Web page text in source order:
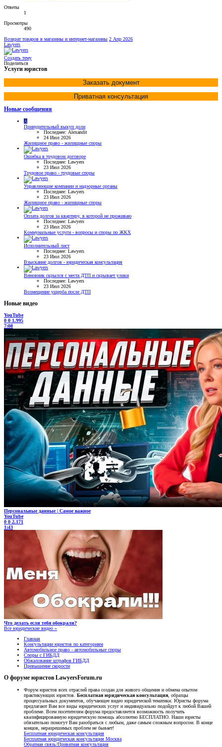
Ответы
1
Просмотры
490
Возврат товаров в магазины и интернет-магазины 2 Апр 2026
Lawyers
Создать тему
Поделиться
Услуги юристов
Заказать документ
Приватная консультация
Новые сообщения
A
Принудительный выкуп доли
Последнее: Alexandit
24 Июл 2026
Жилищное право - жилищные споры
Ошибка в трудовом договоре
Последнее: Lawyers
23 Июл 2026
Трудовое право - трудовые споры
Управляющие компании и надзорные органы
Последнее: Lawyers
23 Июл 2026
Жилищное право - жилищные споры
Оплата долгов за квартиру, в которой не проживаю
Последнее: Lawyers
23 Июл 2026
Коммунальные услуги - вопросы и споры по ЖКХ
Исполнительный лист
Последнее: Lawyers
23 Июл 2026
Взыскание долгов - юридическая консультация
Виновник скрылся с места ДТП и скрывает улики
Последнее: Lawyers
23 Июл 2026
Возмещение ущерба после ДТП
Новые видео
YouTube
0 0 1.995
7:08
Персональные данные | Самое важное
YouTube
0 0 2.171
1:43
Что делать если тебя обокрали?
Все юридические видео »
Главная
Консультации юристов по категориям
Автомобильное право - автомобильные споры
Споры с ГИБДД
Обжалование штрафов ГИБДД
Превышение скорости
О форуме юристов LawyersForum.ru
Форум юристов всех отраслей права создан для живого общения и обмена опытом
практикующих юристов. Бесплатная юридическая консультация , образцы
процессуальных документов, обучающее видео юридической тематики. Юристы форума
предлагают Вам все виды юридических услуг и индивидуально подойдут к любой Вашей
проблеме. Всем посетителям форума предоставляется возможность получить
квалифицированную юридическую помощь абсолютно БЕСПЛАТНО. Наши юристы
обязательно помогут Вам разобраться с любым, даже самым сложным вопросом. В конце
концов, неразрешимых проблем не бывает!
Бесплатная юридическая консультация
Бесплатная юридическая консультация Москва
Обратная связь/Приватная консультация